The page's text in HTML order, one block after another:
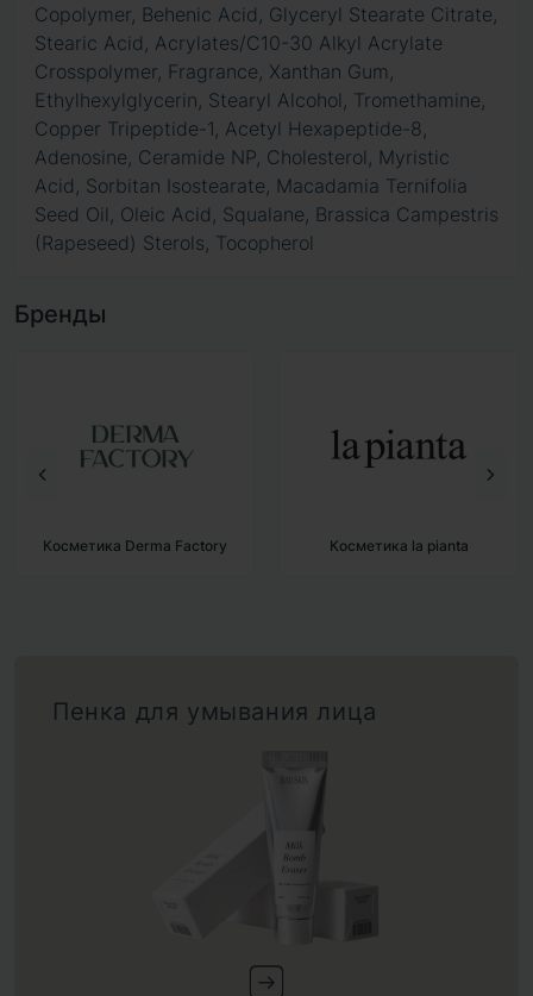
Copolymer, Behenic Acid, Glyceryl Stearate Citrate,
Stearic Acid, Acrylates/C10-30 Alkyl Acrylate
Crosspolymer, Fragrance, Xanthan Gum,
Ethylhexylglycerin, Stearyl Alcohol, Tromethamine,
Copper Tripeptide-1, Acetyl Hexapeptide-8,
Adenosine, Ceramide NP, Cholesterol, Myristic
Acid, Sorbitan Isostearate, Macadamia Ternifolia
Seed Oil, Oleic Acid, Squalane, Brassica Campestris
(Rapeseed) Sterols, Tocopherol
Бренды
Factory Косметика la pianta
Пенка для умывания лица